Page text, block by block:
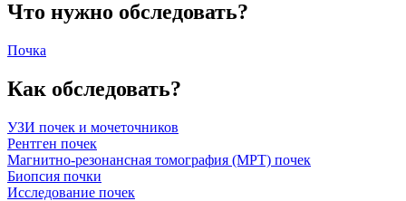
Что нужно обследовать?
Почка
Как обследовать?
УЗИ почек и мочеточников
Рентген почек
Магнитно-резонансная томография (МРТ) почек
Биопсия почки
Исследование почек